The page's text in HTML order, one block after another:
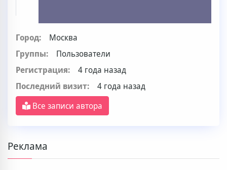
Город:
Москва
Группы:
Пользователи
Регистрация:
4 года назад
Последний визит:
4 года назад
Все записи автора
Реклама